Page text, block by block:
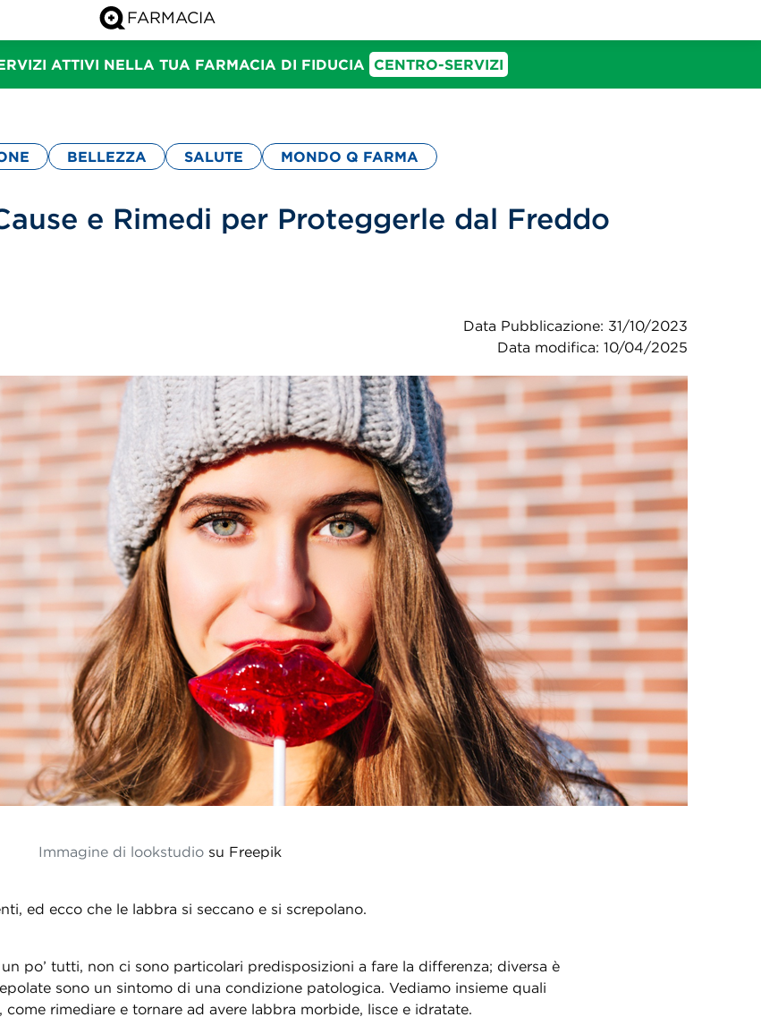
ATTIVI NELLA TUA FARMACIA DI FIDUCIA CENTRO-SERVIZI
BELLEZZA SALUTE MONDO Q FARMA
e Rimedi per Proteggerle dal Freddo
Data Pubblicazione: 31/10/2023
Data modifica: 10/04/2025
Immagine di lookstudio su Freepik
ed ecco che le labbra si seccano e si screpolano.
po’ tutti, non ci sono particolari predisposizioni a fare la differenza; diversa è
sono un sintomo di una condizione patologica. Vediamo insieme quali
rimediare e tornare ad avere labbra morbide, lisce e idratate.